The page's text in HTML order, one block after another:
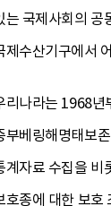
는 국제사회의 공
제수산기구에서
리나라는 1968년
부베링해명태보
계자료 수집을 비
호종에 대한 보호